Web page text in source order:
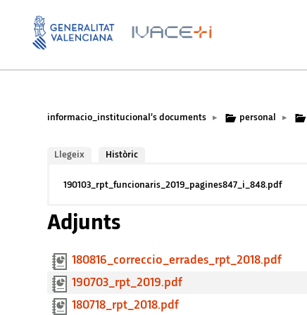
informacio_institucional’s documents ▸ personal ▸
Llegeix Històric
190103_rpt_funcionaris_2019_pagines847_i_848.pdf
Adjunts
180816_correccio_errades_rpt_2018.pdf
190703_rpt_2019.pdf
180718_rpt_2018.pdf